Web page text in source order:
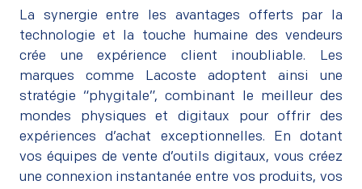
La synergie entre les avantages offerts par la
technologie et la touche humaine des vendeurs
crée une expérience client inoubliable. Les
marques comme Lacoste adoptent ainsi une
stratégie “phygitale”, combinant le meilleur des
mondes physiques et digitaux pour offrir des
expériences d’achat exceptionnelles. En dotant
vos équipes de vente d’outils digitaux, vous créez
une connexion instantanée entre vos produits, vos